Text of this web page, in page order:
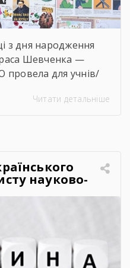
з дня народження
Шевченка —
провела для учнів/
«Кобзар
безсмертний
Читати детальніше
науково-
робіт учнів-